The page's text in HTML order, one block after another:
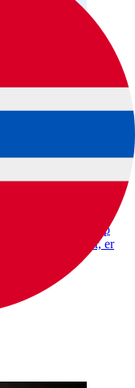
krever at alle
e-sigaretter
alder. En enkel pop
over 16 eller 18 år, er